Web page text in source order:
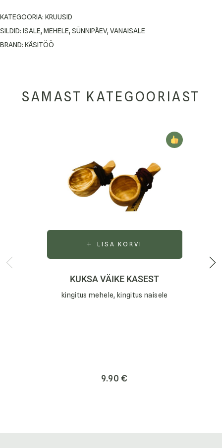
KATEGOORIA: KRUUSID
SILDID: ISALE, MEHELE, SÜNNIPÄEV, VANAISALE
BRAND: KÄSITÖÖ
SAMAST KATEGOORIAST
LISA KORVI
KUKSA VÄIKE KASEST
kingitus mehele, kingitus naisele
9.90€